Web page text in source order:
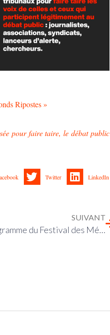
Ripostes »
pour faire taire, le débat public
Twitter LinkedIn
SUIVANT
Découvrez le programme du Festival des Médias Indés à Rennes les 11 & 12 avril